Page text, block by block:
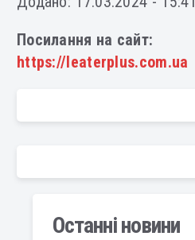
Останні новини
Посилання на сайт:
https://leaterplus.com.ua